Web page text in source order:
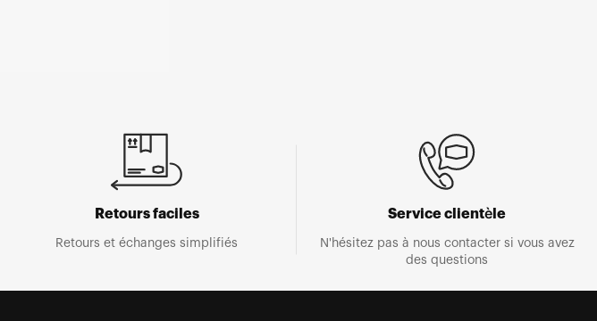
Retours faciles
Retours et échanges simplifiés
Service clientèle
N'hésitez pas à nous contacter si vous avez
des questions